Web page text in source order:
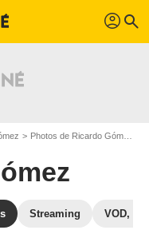
profil search
Photos de Ricardo Gómez
Streaming VOD,